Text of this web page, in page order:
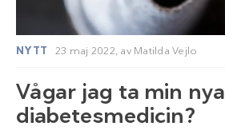
NYTT 23 maj 2022, av Matilda Vejlo
Vågar jag ta min nya
diabetesmedicin?